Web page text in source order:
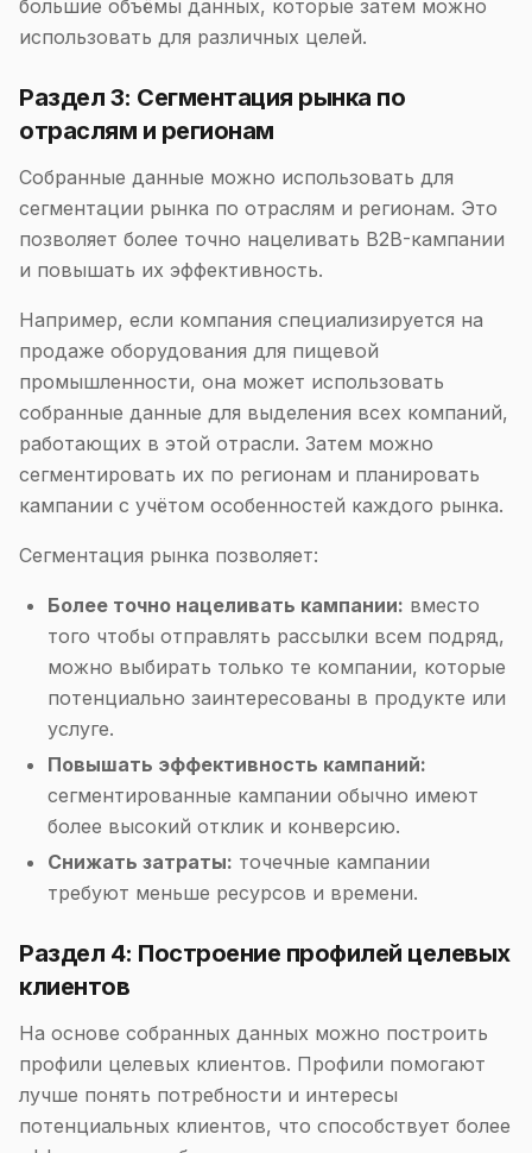
большие объёмы данных, которые затем можно
использовать для различных целей.
Раздел 3: Сегментация рынка по
отраслям и регионам
Собранные данные можно использовать для
сегментации рынка по отраслям и регионам. Это
позволяет более точно нацеливать B2B-кампании
и повышать их эффективность.
Например, если компания специализируется на
продаже оборудования для пищевой
промышленности, она может использовать
собранные данные для выделения всех компаний,
работающих в этой отрасли. Затем можно
сегментировать их по регионам и планировать
кампании с учётом особенностей каждого рынка.
Сегментация рынка позволяет:
Более точно нацеливать кампании: вместо
того чтобы отправлять рассылки всем подряд,
можно выбирать только те компании, которые
потенциально заинтересованы в продукте или
услуге.
Повышать эффективность кампаний:
сегментированные кампании обычно имеют
более высокий отклик и конверсию.
Снижать затраты: точечные кампании
требуют меньше ресурсов и времени.
Раздел 4: Построение профилей целевых
клиентов
На основе собранных данных можно построить
профили целевых клиентов. Профили помогают
лучше понять потребности и интересы
потенциальных клиентов, что способствует более